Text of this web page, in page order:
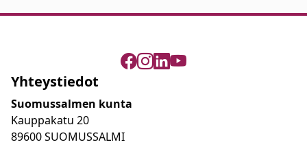
Yhteystiedot
Suomussalmen kunta
Kauppakatu 20
89600 SUOMUSSALMI